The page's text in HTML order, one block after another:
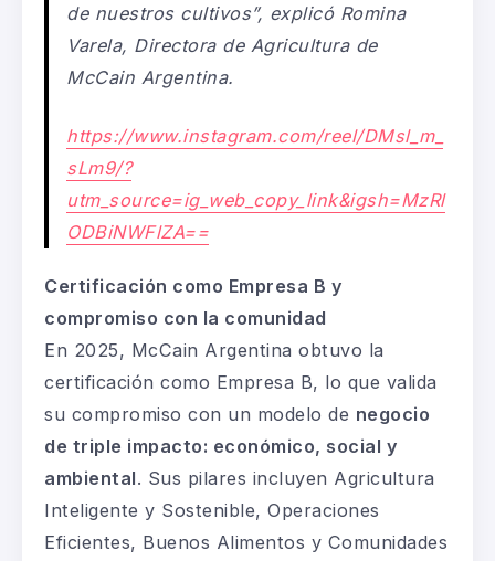
de nuestros cultivos”, explicó Romina
Varela, Directora de Agricultura de
McCain Argentina.
https://www.instagram.com/reel/DMsl_m_
sLm9/?
utm_source=ig_web_copy_link&igsh=MzRl
ODBiNWFlZA==
Certificación como Empresa B y
compromiso con la comunidad
En 2025, McCain Argentina obtuvo la
certificación como Empresa B, lo que valida
su compromiso con un modelo de negocio
de triple impacto: económico, social y
ambiental. Sus pilares incluyen Agricultura
Inteligente y Sostenible, Operaciones
Eficientes, Buenos Alimentos y Comunidades